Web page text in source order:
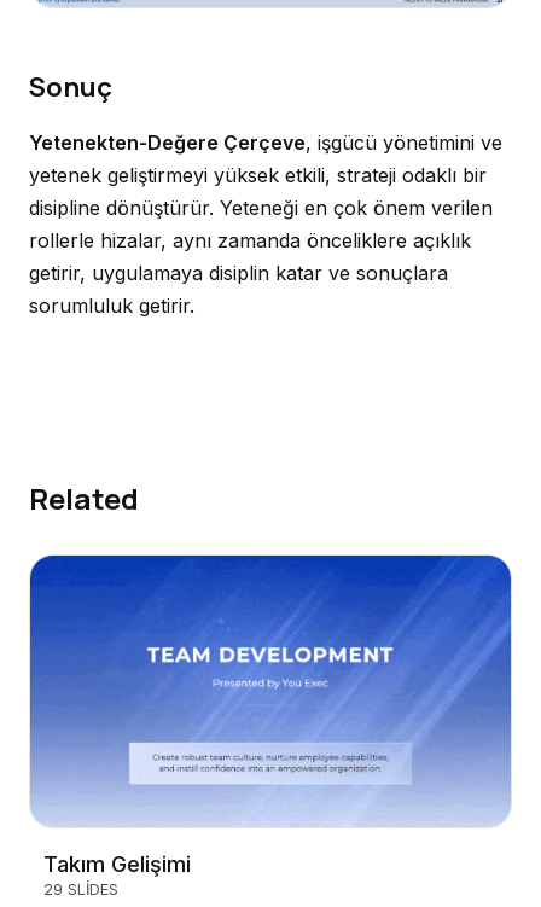
Sonuç
Yetenekten-Değere Çerçeve, işgücü yönetimini ve
yetenek geliştirmeyi yüksek etkili, strateji odaklı bir
disipline dönüştürür. Yeteneği en çok önem verilen
rollerle hizalar, aynı zamanda önceliklere açıklık
getirir, uygulamaya disiplin katar ve sonuçlara
sorumluluk getirir.
Related
Takım Gelişimi
29 SLIDES